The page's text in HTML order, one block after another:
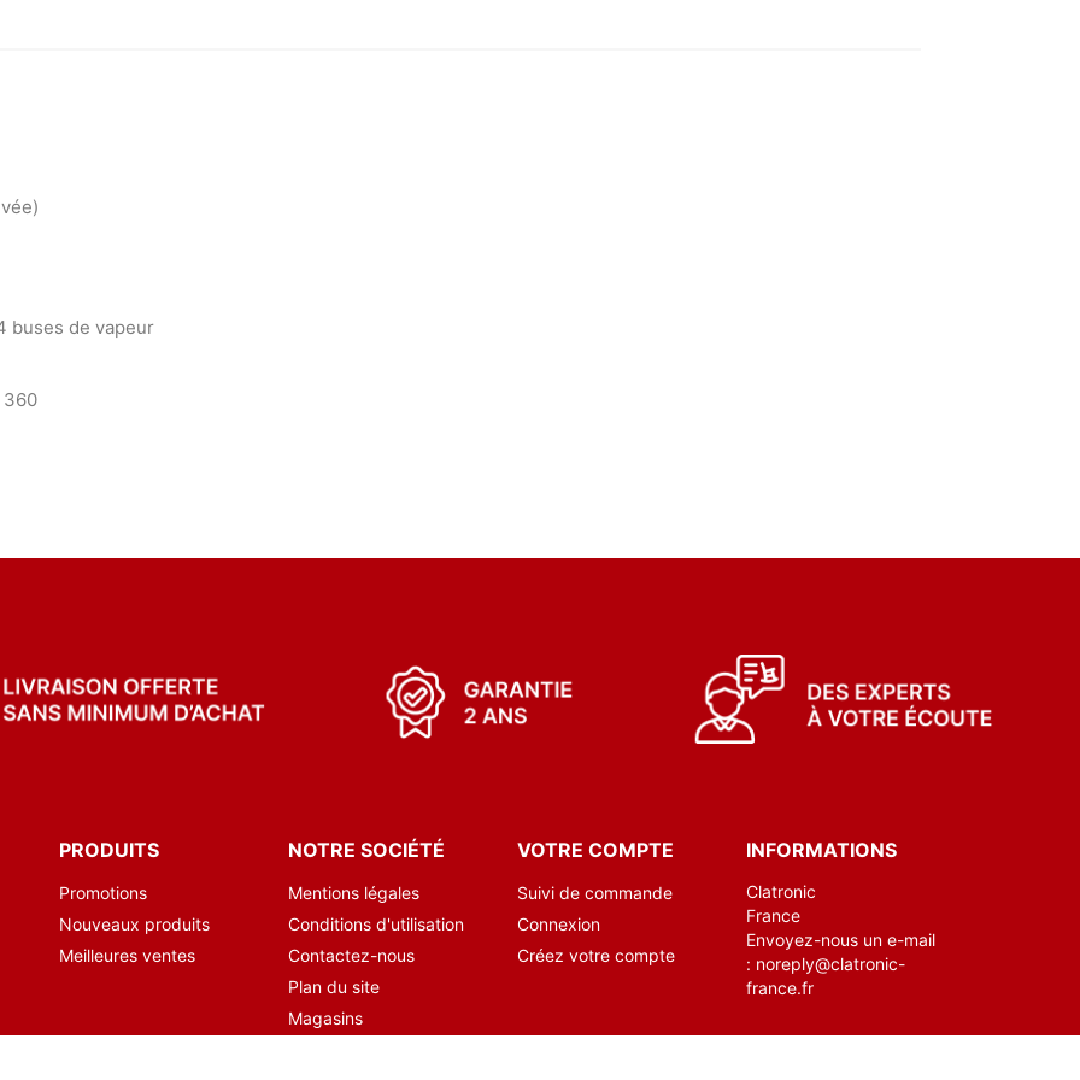
buses de vapeur
360
PRODUITS
Promotions
Nouveaux produits
Meilleures ventes
NOTRE SOCIÉTÉ
Mentions légales
Conditions d'utilisation
Contactez-nous
Plan du site
Magasins
VOTRE COMPTE
Suivi de commande
Connexion
Créez votre compte
INFORMATIONS
Clatronic
France
Envoyez-nous un e-mail
: noreply@clatronic-
france.fr